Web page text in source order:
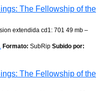
The Fellowship of the
extendida cd1: 701 49 mb –
Formato: SubRip Subido por:
The Fellowship of the